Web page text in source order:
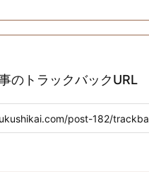
のトラックバックURL